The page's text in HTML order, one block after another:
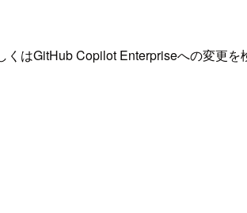
はGitHub Copilot Enterpriseへの変更